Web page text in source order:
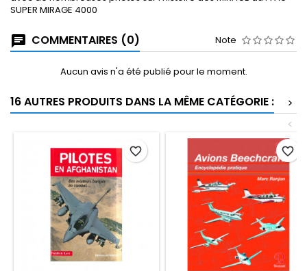
SUPER MIRAGE 4000
COMMENTAIRES (0) Note
Aucun avis n'a été publié pour le moment.
16 AUTRES PRODUITS DANS LA MÊME CATÉGORIE :
>
<
favorite_border favorite_border